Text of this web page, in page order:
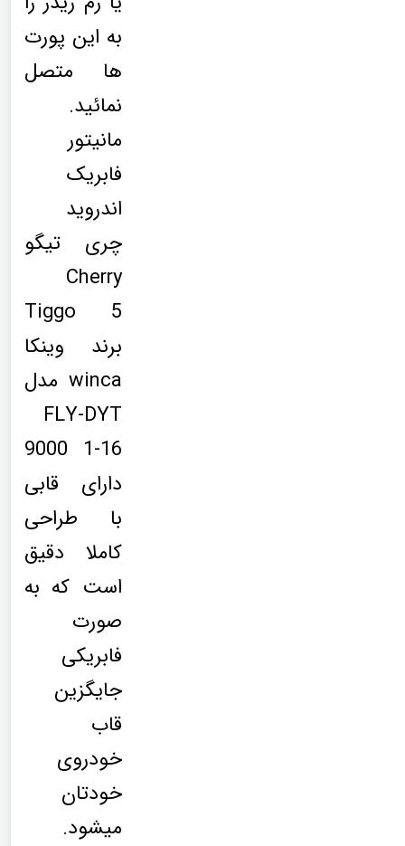
به این پورت
ها متصل
نمائید.
مانیتور
فابریک
اندروید
چری تیگو
Cherry
Tiggo 5
برند وینکا
winca مدل
FLY-DYT
9000 1-16
دارای قابی
با طراحی
کاملا دقیق
است که به
صورت
فابریکی
جایگزین
قاب
خودروی
خودتان
میشود.